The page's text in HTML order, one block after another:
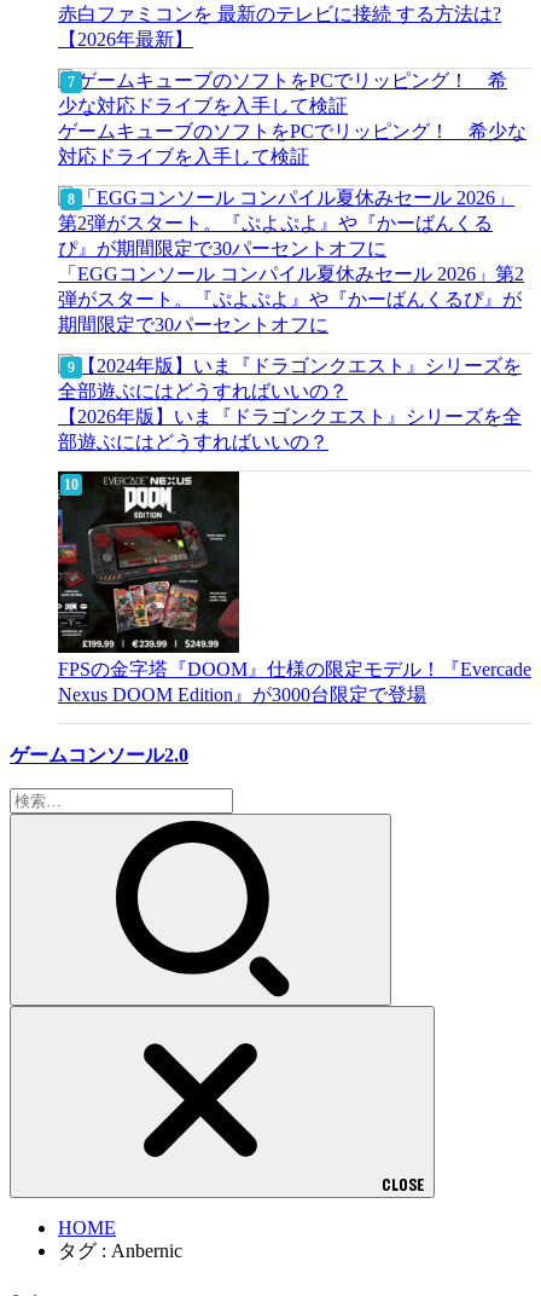
赤白ファミコンを 最新のテレビに接続 する方法は?
【2026年最新】
ゲームキューブのソフトをPCでリッピング！ 希少な
対応ドライブを入手して検証
「EGGコンソール コンパイル夏休みセール 2026」第2
弾がスタート。『ぷよぷよ』や『かーばんくるぴ』が
期間限定で30パーセントオフに
【2026年版】いま『ドラゴンクエスト』シリーズを全
部遊ぶにはどうすればいいの？
FPSの金字塔『DOOM』仕様の限定モデル！『Evercade
Nexus DOOM Edition』が3000台限定で登場
ゲームコンソール2.0
検
索:
CLOSE
HOME
タグ : Anbernic